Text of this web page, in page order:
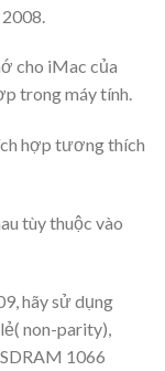
cho iMac của
trong máy tính.
hợp tương thích
tùy thuộc vào
hãy sử dụng
non-parity),
1066